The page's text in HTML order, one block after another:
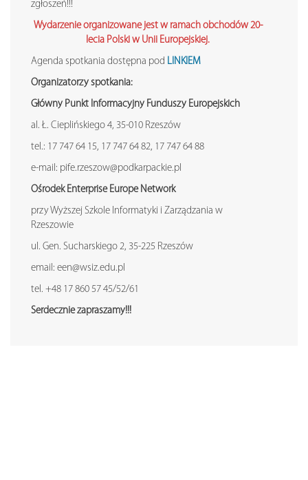
zgłoszeń!!!
Wydarzenie organizowane jest w ramach obchodów 20-
lecia Polski w Unii Europejskiej.
Agenda spotkania dostępna pod LINKIEM
Organizatorzy spotkania:
Główny Punkt Informacyjny Funduszy Europejskich
al. Ł. Cieplińskiego 4, 35-010 Rzeszów
tel.: 17 747 64 15, 17 747 64 82, 17 747 64 88
e-mail: pife.rzeszow@podkarpackie.pl
Ośrodek Enterprise Europe Network
przy Wyższej Szkole Informatyki i Zarządzania w
Rzeszowie
ul. Gen. Sucharskiego 2, 35-225 Rzeszów
email: een@wsiz.edu.pl
tel. +48 17 860 57 45/52/61
Serdecznie zapraszamy!!!